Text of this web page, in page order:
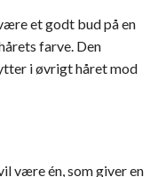
et godt bud på en
farve. Den
i øvrigt håret mod
være én, som giver en